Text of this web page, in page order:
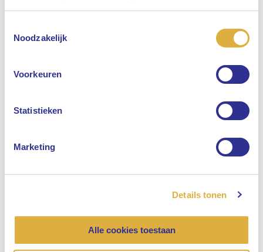
Noodzakelijk
Voorkeuren
Statistieken
Marketing
Details tonen
Alle cookies toestaan